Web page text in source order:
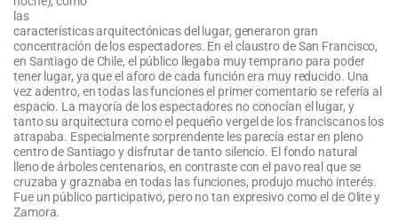
las
características arquitectónicas del lugar, generaron gran
concentración de los espectadores. En el claustro de San Francisco,
en Santiago de Chile, el público llegaba muy temprano para poder
tener lugar, ya que el aforo de cada función era muy reducido. Una
vez adentro, en todas las funciones el primer comentario se refería al
espacio. La mayoría de los espectadores no conocían el lugar, y
tanto su arquitectura como el pequeño vergel de los franciscanos los
atrapaba. Especialmente sorprendente les parecía estar en pleno
centro de Santiago y disfrutar de tanto silencio. El fondo natural
lleno de árboles centenarios, en contraste con el pavo real que se
cruzaba y graznaba en todas las funciones, produjo mucho interés.
Fue un público participativo, pero no tan expresivo como el de Olite y
Zamora.